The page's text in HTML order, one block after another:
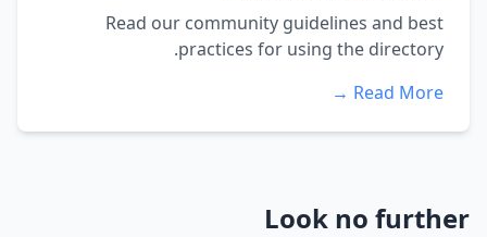
Read our community guidelines and best
practices for using the directory.
Read More →
Look no further